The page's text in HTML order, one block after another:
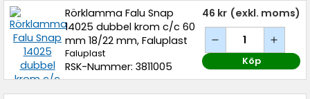
Rörklamma Falu Snap
14025 dubbel krom c/c 60
mm 18/22 mm, Faluplast
Faluplast
RSK-Nummer: 3811005
46 kr (exkl. moms)
Köp